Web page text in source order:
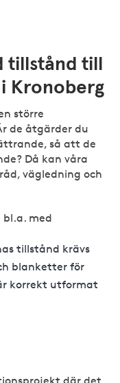
tillstånd till
Kronoberg
större
de åtgärder du
så att de
Då kan våra
vägledning och
med
tillstånd krävs
blanketter för
korrekt utformat